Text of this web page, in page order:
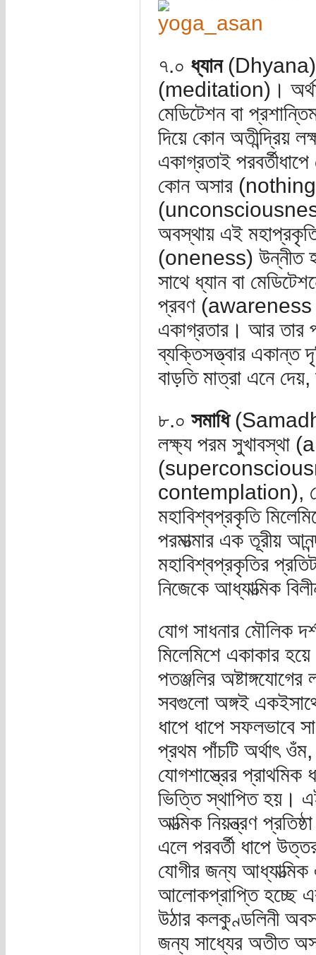
৭.০ ধ্যান(Dhyana):
(meditation)।
মেডিটেশন বা
দিয়ে কোন অতীন্দ্রিয়
একাগ্রতাই
কোন অসার
অবস্থায় এই
(oneness) উন্নীত
সাথে ধ্যান বা
প্রবণ (awareness
একাগ্রতার। আর তার
ব্যক্তিসত্ত্বার একান্ত
বাড়তি মাত্রা এনে
৮.০ সমাধি
লক্ষ্য পরম সুখাবস্থা
contemplation),
মহাবিশ্বপ্রকৃতি
পরমাত্মার এক তূরীয়
মহাবিশ্বপ্রকৃতির
নিজেকে আধ্যাত্মিক
যোগ সাধনার মৌলিক
মিলেমিশে একাকার
পতঞ্জলির
সবগুলো অঙ্গই একইসাথে
ধাপে ধাপে সফলভাবে
প্রথম পাঁচটি অর্থাৎ
যোগশাস্ত্রের
ভিত্তি স্থাপিত হয়।
আত্মিক নিয়ন্ত্রণ
এলে পরবর্তী ধাপে
যোগীর জন্য
আলোকপ্রাপ্তি হচ্ছে
উঠার কলকুণ্ডলিনী
জন্য সাধ্যের অতীত